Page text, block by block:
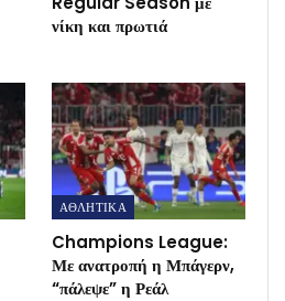
νίκη και πρωτιά
ΑΘΛΗΤΙΚΑ
Champions League:
Με ανατροπή η Μπάγερν,
“πάλεψε” η Ρεάλ